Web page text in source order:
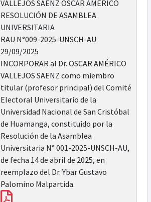
VALLEJOS SAENZ OSCAR AMERICO
RESOLUCIÓN DE ASAMBLEA
UNIVERSITARIA
RAU N°009-2025-UNSCH-AU
29/09/2025
INCORPORAR al Dr. OSCAR AMÉRICO
VALLEJOS SAENZ como miembro
titular (profesor principal) del Comité
Electoral Universitario de la
Universidad Nacional de San Cristóbal
de Huamanga, constituido por la
Resolución de la Asamblea
Universitaria N° 001-2025-UNSCH-AU,
de fecha 14 de abril de 2025, en
reemplazo del Dr. Ybar Gustavo
Palomino Malpartida.